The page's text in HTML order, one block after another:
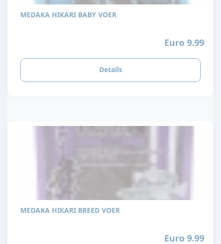
MEDAKA HIKARI BABY VOER
Euro 9.99
Details
MEDAKA HIKARI BREED VOER
Euro 9.99